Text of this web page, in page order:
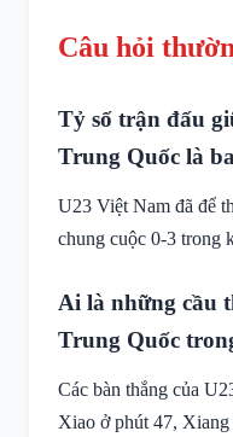
Câu hỏi
Tỷ số trận đấu
Trung Quốc là
U23 Việt Nam đã để
chung cuộc 0-3 trong
Ai là những cầu
Trung Quốc
Các bàn thắng của
Xiao ở phút 47,